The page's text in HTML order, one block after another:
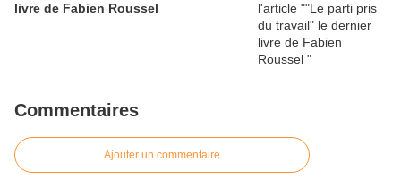
livre de Fabien Roussel
Commentaires
Ajouter un commentaire